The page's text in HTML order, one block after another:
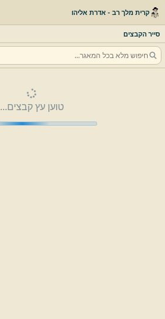
קרית מלך רב - אדרת אליהו
סייר הקבצים
טוען עץ קבצים...